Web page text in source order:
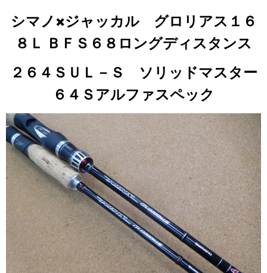
シマノ×ジャッカル グロリアス１６
８Ｌ ＢＦＳ６８ロングディスタンス
２６４ＳＵＬ－Ｓ ソリッドマスター
６４Ｓアルファスペック